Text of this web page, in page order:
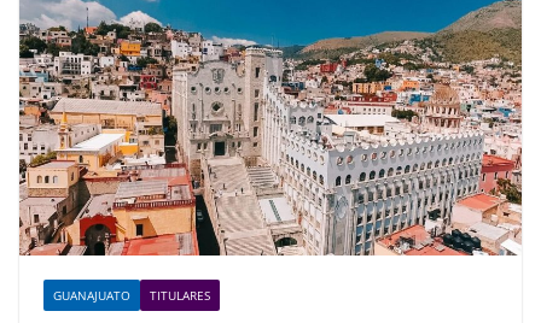
GUANAJUATO TITULARES